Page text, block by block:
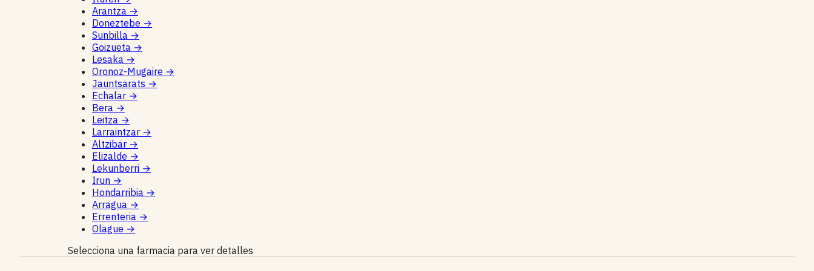
Arantza →
Doneztebe →
Sunbilla →
Goizueta →
Lesaka →
Oronoz-Mugaire →
Jauntsarats →
Echalar →
Bera →
Leitza →
Larraintzar →
Altzibar →
Elizalde →
Lekunberri →
Irun →
Hondarribia →
Arragua →
Errenteria →
Olague →
Selecciona una farmacia para ver detalles